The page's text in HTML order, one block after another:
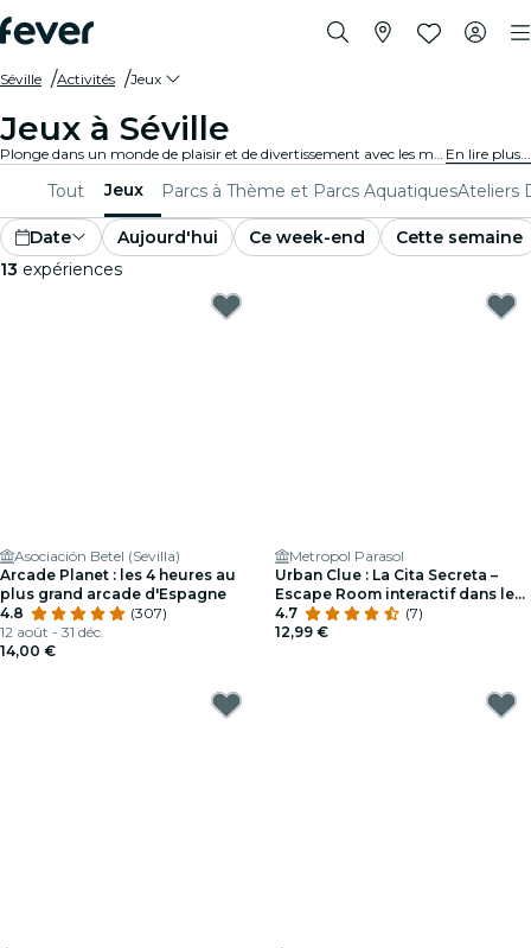
Séville Activités Jeux
Jeux à Séville
Plonge dans un monde de plaisir et de divertissement avec les meilleurs jeux de Séville. Des jeux de société aux expériences de réalité virtuelle, il y en a pour tous les goûts. En lire plus...
Tout Jeux Parcs à Thème et Parcs AquatiquesAteliers
Date Aujourd'hui Ce week-end
Cette semaine
13 expériences
Asociación Betel (Sevilla)
Arcade Planet : les 4 heures au
plus grand arcade d'Espagne
4.8
(307)
12 août - 31 déc.
14,00 €
Metropol Parasol
Urban Clue : La Cita Secreta –
Escape Room interactif dans les
rues de Séville
4.7
(7)
12,99 €